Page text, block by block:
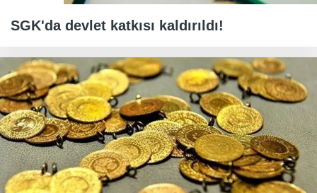
SGK'da devlet katkısı kaldırıldı!